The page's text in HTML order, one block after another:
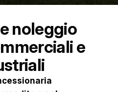
noleggio
e